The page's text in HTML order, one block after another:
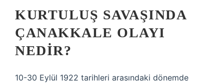
KURTULUŞ SAVAŞINDA
ÇANAKKALE OLAYI
NEDIR?
10-30 Eylül 1922 tarihleri ​​arasındaki dönemde